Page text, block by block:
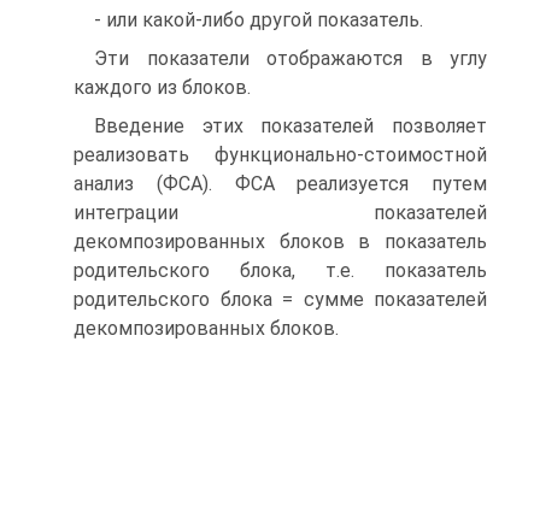
- или какой-либо другой показатель.
Эти показатели отображаются в углу
каждого из блоков.
Введение этих показателей позволяет
реализовать функционально-стоимостной
анализ (ФСА). ФСА реализуется путем
интеграции показателей
декомпозированных блоков в показатель
родительского блока, т.е. показатель
родительского блока = сумме показателей
декомпозированных блоков.